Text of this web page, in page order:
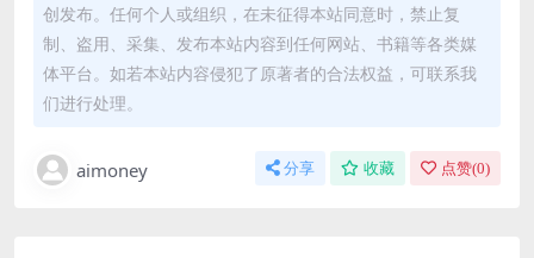
创发布。任何个人或组织，在未征得本站同意时，禁止复
制、盗用、采集、发布本站内容到任何网站、书籍等各类媒
体平台。如若本站内容侵犯了原著者的合法权益，可联系我
们进行处理。
aimoney 分享 收藏 点赞(0)